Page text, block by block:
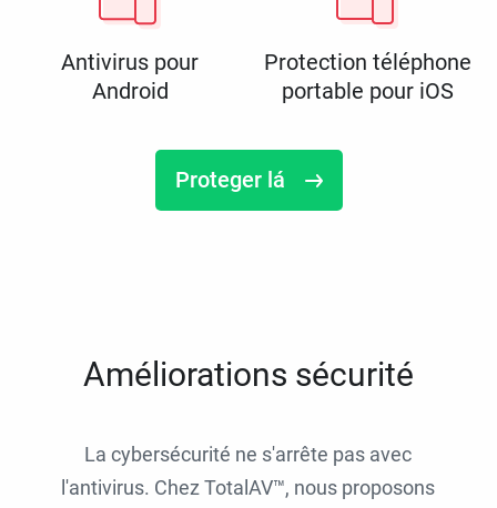
Antivirus pour
Android
Protection téléphone
portable pour iOS
Proteger lá
Améliorations sécurité
La cybersécurité ne s'arrête pas avec
l'antivirus. Chez TotalAV™, nous proposons